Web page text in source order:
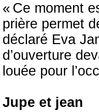
« Ce moment
prière permet
déclaré Eva
d’ouverture
louée pour
Jupe et jean